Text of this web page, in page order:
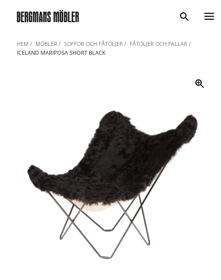
Sök
HEM MÖBLER SOFFOR OCH FÅTÖLJER
FÅTÖLJER OCH PALLAR
ICELAND MARIPOSA SHORT BLACK